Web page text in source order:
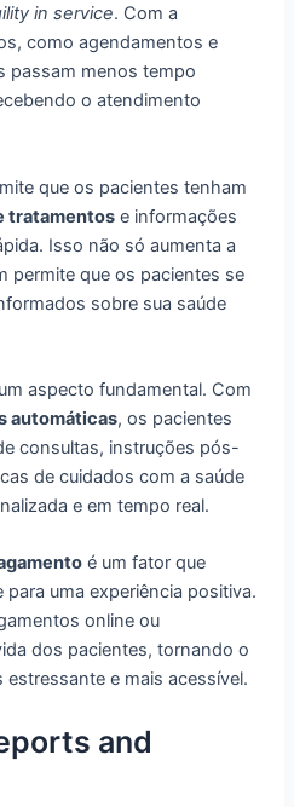
in service. Com a
como agendamentos e
passam menos tempo
o atendimento
que os pacientes tenham
tratamentos e informações
Isso não só aumenta a
permite que os pacientes se
sobre sua saúde
aspecto fundamental. Com
automáticas, os pacientes
consultas, instruções pós-
de cuidados com a saúde
e em tempo real.
é um fator que
uma experiência positiva.
online ou
dos pacientes, tornando o
e mais acessível.
and